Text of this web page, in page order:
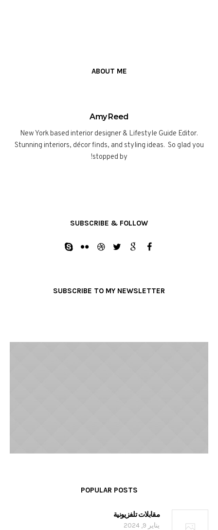
ABOUT ME
Amy Reed
New York based interior designer & Lifestyle Guide Editor.
Stunning interiors, décor finds, and styling ideas. So glad you
stopped by!
SUBSCRIBE & FOLLOW
SUBSCRIBE TO MY NEWSLETTER
POPULAR POSTS
مقابلات تلفزيونية
يناير 9, 2024